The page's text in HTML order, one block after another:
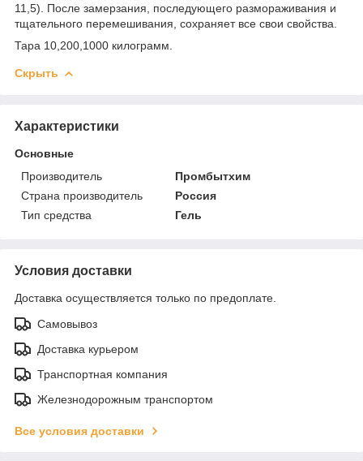
11,5). После замерзания, последующего размораживания и
тщательного перемешивания, сохраняет все свои свойства.
Тара 10,200,1000 килограмм.
Скрыть
Характеристики
Основные
Производитель
Промбытхим
Страна производитель
Россия
Тип средства
Гель
Условия доставки
Доставка осуществляется только по предоплате.
Самовывоз
Доставка курьером
Транспортная компания
Железнодорожным транспортом
Все условия доставки